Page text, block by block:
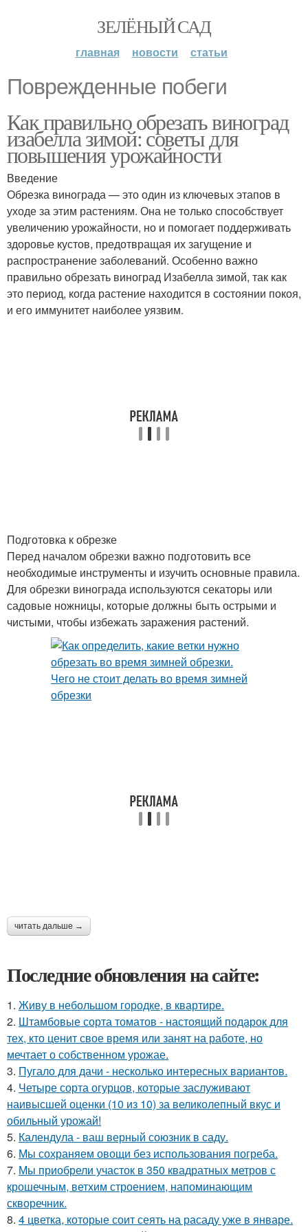
ЗЕЛЁНЫЙ САД
главная новости статьи
Поврежденные побеги
Как правильно обрезать виноград
изабелла зимой: советы для
повышения урожайности
Введение
Обрезка винограда — это один из ключевых этапов в
уходе за этим растениям. Она не только способствует
увеличению урожайности, но и помогает поддерживать
здоровье кустов, предотвращая их загущение и
распространение заболеваний. Особенно важно
правильно обрезать виноград Изабелла зимой, так как
это период, когда растение находится в состоянии покоя,
и его иммунитет наиболее уязвим.
Подготовка к обрезке
Перед началом обрезки важно подготовить все
необходимые инструменты и изучить основные правила.
Для обрезки винограда используются секаторы или
садовые ножницы, которые должны быть острыми и
чистыми, чтобы избежать заражения растений.
читать дальше →
Последние обновления на сайте:
1. Живу в небольшом городке, в квартире.
2. Штамбовые сорта томатов - настоящий подарок для
тех, кто ценит свое время или занят на работе, но
мечтает о собственном урожае.
3. Пугало для дачи - несколько интересных вариантов.
4. Четыре сорта огурцов, которые заслуживают
наивысшей оценки (10 из 10) за великолепный вкус и
обильный урожай!
5. Календула - ваш верный союзник в саду.
6. Мы сохраняем овощи без использования погреба.
7. Мы приобрели участок в 350 квадратных метров с
крошечным, ветхим строением, напоминающим
скворечник.
8. 4 цветка, которые соит сеять на расаду уже в январе.